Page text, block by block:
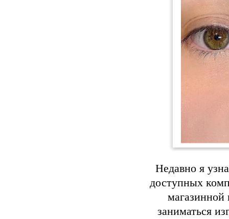
Недавно я
доступных
магазинной
заниматься